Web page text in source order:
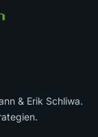
& Erik Schliwa.